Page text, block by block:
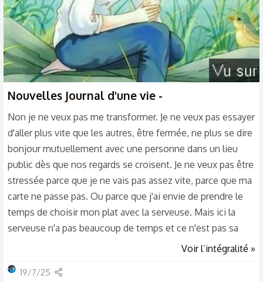
Nouvelles Journal d'une vie -
Non je ne veux pas me transformer. Je ne veux pas essayer
d'aller plus vite que les autres, être fermée, ne plus se dire
bonjour mutuellement avec une personne dans un lieu
public dès que nos regards se croisent. Je ne veux pas être
stressée parce que je ne vais pas assez vite, parce que ma
carte ne passe pas. Ou parce que j'ai envie de prendre le
temps de choisir mon plat avec la serveuse. Mais ici la
serveuse n'a pas beaucoup de temps et ce n'est pas sa
priorité d'être agréable avec les personnes. Sa priorité est
veux continuer d'apprendre à marcher lentement, à sourire
Voir l’intégralité »
19/7/25